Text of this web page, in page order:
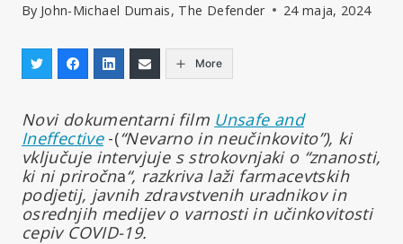
By John-Michael Dumais, The Defender 24 maja, 2024
More
Novi dokumentarni film Unsafe and
Ineffective-(“Nevarno in neučinkovito”), ki
vključuje intervjuje s strokovnjaki o “znanosti,
ki ni priročna“, razkriva laži farmacevtskih
podjetij, javnih zdravstvenih uradnikov in
osrednjih medijev o varnosti in učinkovitosti
cepiv COVID-19.